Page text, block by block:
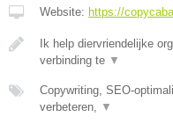
Website: https://
Ik help diervriendelijke
verbinding te ▼
Copywriting, SEO-
verbeteren, ▼